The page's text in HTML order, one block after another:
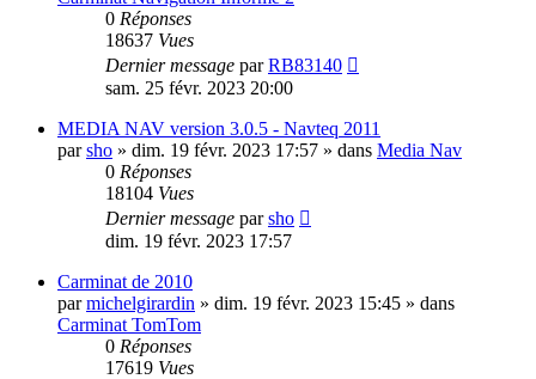
0 Réponses
18637 Vues
Dernier message parRB83140
sam. 25 févr. 2023 20:00
MEDIA NAV version 3.0.5 - Navteq 2011
parsho » dim. 19 févr. 2023 17:57 » dans Media Nav
0 Réponses
18104 Vues
Dernier message parsho
dim. 19 févr. 2023 17:57
Carminat de 2010
parmichelgirardin » dim. 19 févr. 2023 15:45 » dans
Carminat TomTom
0 Réponses
17619 Vues